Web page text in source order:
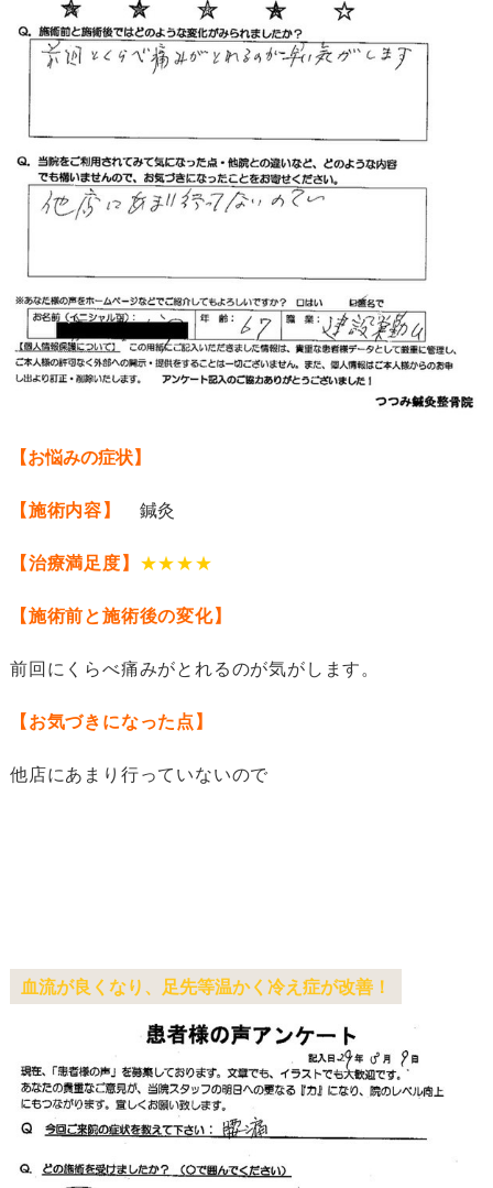
【お悩みの症状】
【施術内容】 鍼灸
【治療満足度】 ★★★★
【施術前と施術後の変化】
前回にくらべ痛みがとれるのが気がします。
【お気づきになった点】
他店にあまり行っていないので
血流が良くなり、足先等温かく冷え症が改善！